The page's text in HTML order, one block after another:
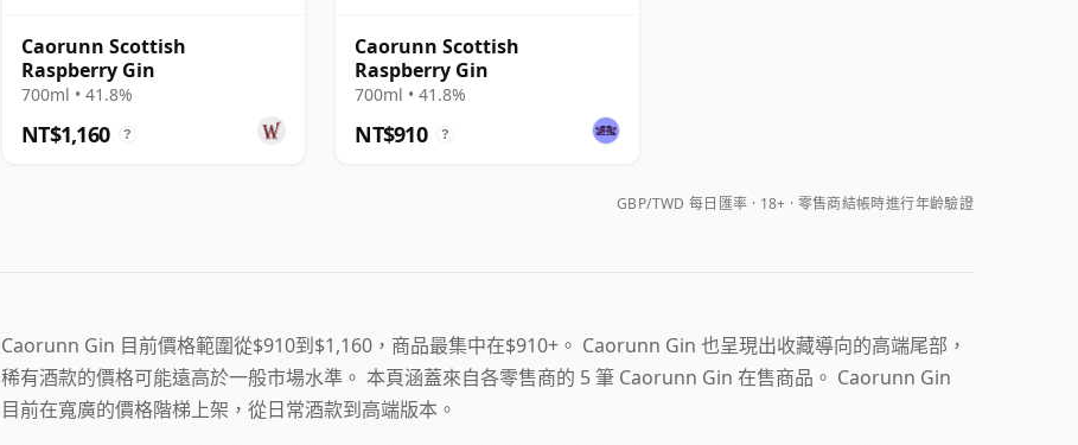
Caorunn Scottish
Raspberry Gin
700ml • 41.8%
NT$1,160 ?
Caorunn Scottish
Raspberry Gin
700ml • 41.8%
NT$910 ?
GBP/TWD 每日匯率 18+ · 零售商結帳時進行年齡驗證
Caorunn Gin 目前價格範圍從$910到$1,160，商品最集中在$910+。 Caorunn Gin 也呈現出收藏導向的高端尾部，
稀有酒款的價格可能遠高於一般市場水準。 本頁涵蓋來自各零售商的 5 筆 Caorunn Gin 在售商品。 Caorunn Gin
目前在寬廣的價格階梯上架，從日常酒款到高端版本。